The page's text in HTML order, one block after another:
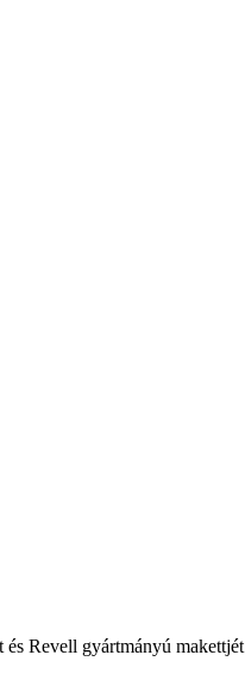
és Revell gyártmányú makettjét